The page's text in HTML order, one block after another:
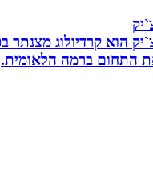
התחום ברמה הלאומית.